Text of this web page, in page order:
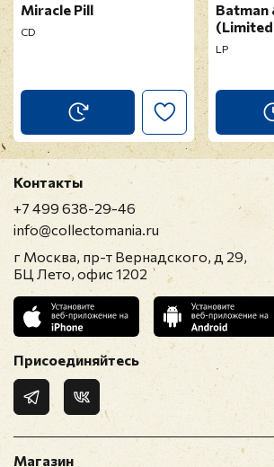
Miracle Pill
CD
Batman
LP
Магазин
Контакты
+7 499 638-29-46
info@collectomania.ru
г Москва, пр-т Вернадского, д 29,
БЦ Лето, офис 1202
Присоединяйтесь